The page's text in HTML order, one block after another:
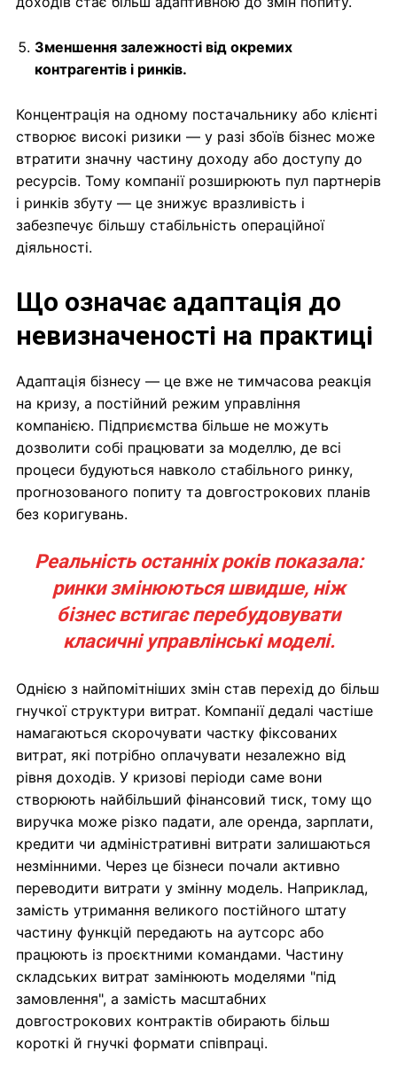
Зменшення залежності від окремих
контрагентів і ринків.
Концентрація на одному постачальнику або клієнті
створює високі ризики — у разі збоїв бізнес може
втратити значну частину доходу або доступу до
ресурсів. Тому компанії розширюють пул партнерів
і ринків збуту — це знижує вразливість і
забезпечує більшу стабільність операційної
діяльності.
Що означає адаптація до
невизначеності на практиці
Адаптація бізнесу — це вже не тимчасова реакція
на кризу, а постійний режим управління
компанією. Підприємства більше не можуть
дозволити собі працювати за моделлю, де всі
процеси будуються навколо стабільного ринку,
прогнозованого попиту та довгострокових планів
без коригувань.
Реальність останніх років показала:
ринки змінюються швидше, ніж
бізнес встигає перебудовувати
класичні управлінські моделі.
Однією з найпомітніших змін став перехід до більш
гнучкої структури витрат. Компанії дедалі частіше
намагаються скорочувати частку фіксованих
витрат, які потрібно оплачувати незалежно від
рівня доходів. У кризові періоди саме вони
створюють найбільший фінансовий тиск, тому що
виручка може різко падати, але оренда, зарплати,
кредити чи адміністративні витрати залишаються
незмінними. Через це бізнеси почали активно
переводити витрати у змінну модель. Наприклад,
замість утримання великого постійного штату
частину функцій передають на аутсорс або
працюють із проєктними командами. Частину
складських витрат замінюють моделями "під
замовлення", а замість масштабних
довгострокових контрактів обирають більш
короткі й гнучкі формати співпраці.